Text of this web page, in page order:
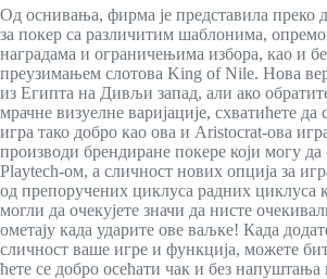
Од оснивања, фирма је представила преко
за покер са различитим шаблонима,
наградама и ограничењима избора, као и
преузимањем слотова King of Nile. Нова
из Египта на Дивљи запад, али ако
мрачне визуелне варијације, схватићете да
игра тако добро као ова и Aristocrat-ова
производи брендиране покере који могу да
Playtech-ом, а сличност нових опција за
од препоручених циклуса радних циклуса
могли да очекујете значи да нисте
ометају када ударите ове ваљке! Када
сличност ваше игре и функција, можете
ћете се добро осећати чак и без напуштања